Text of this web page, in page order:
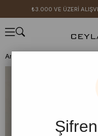
₺3.000 VE ÜZERİ
Anasayfa